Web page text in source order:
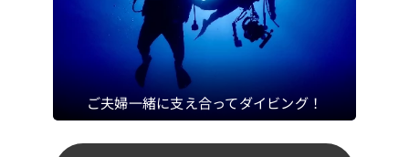
ご夫婦一緒に支え合ってダイビング！